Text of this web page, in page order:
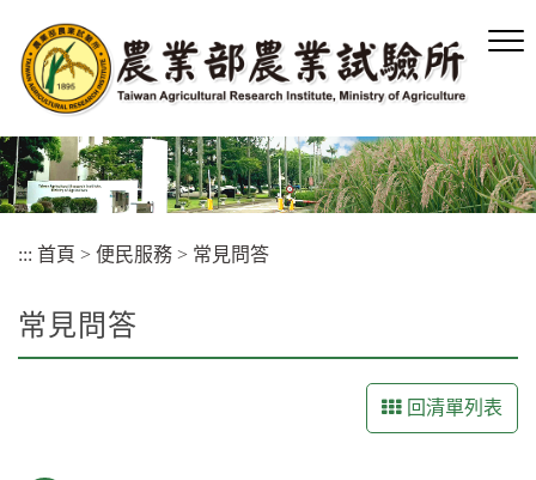
容
區
塊
::: 首頁 > 便民服務 > 常見問答
常見問答
回清單列表